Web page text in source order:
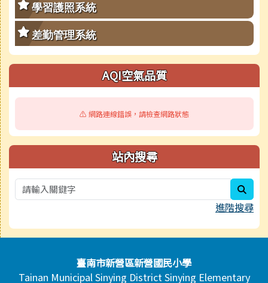
學習護照系統
差勤管理系統
AQI空氣品質
⚠️ 網路連線錯誤，請檢查網路狀態
站內搜尋
進階搜尋
頁尾區域內容臺南市新營區新營國民小學
Tainan Municipal Sinying District Sinying Elementary